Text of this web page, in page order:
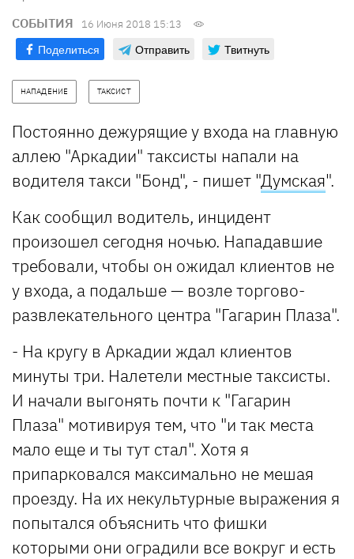
СОБЫТИЯ 16 Июня 2018 15:13
Поделиться Отправить Твитнуть
НАПАДЕНИЕ ТАКСИСТ
Постоянно дежурящие у входа на главную
аллею "Аркадии" таксисты напали на
водителя такси "Бонд", - пишет "Думская".
Как сообщил водитель, инцидент
произошел сегодня ночью. Нападавшие
требовали, чтобы он ожидал клиентов не
у входа, а подальше — возле торгово-
развлекательного центра "Гагарин Плаза".
- На кругу в Аркадии ждал клиентов
минуты три. Налетели местные таксисты.
И начали выгонять почти к "Гагарин
Плаза" мотивируя тем, что "и так места
мало еще и ты тут стал". Хотя я
припарковался максимально не мешая
проезду. На их некультурные выражения я
попытался объяснить что фишки
которыми они оградили все вокруг и есть